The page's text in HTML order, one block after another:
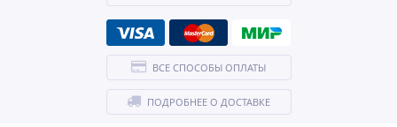
ВСЕ СПОСОБЫ ОПЛАТЫ
ПОДРОБНЕЕ О ДОСТАВКЕ